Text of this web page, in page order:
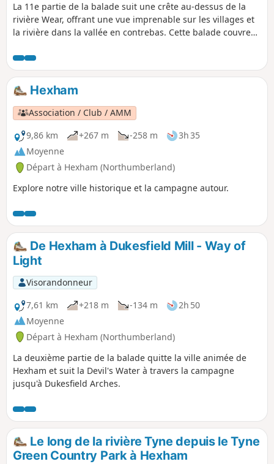
La 11e partie de la balade suit une crête au-dessus de la
rivière Wear, offrant une vue imprenable sur les villages et
la rivière dans la vallée en contrebas. Cette balade couvre
en retournant à Westgate par l'un des itinéraires alternatifs
qui permettent d'explorer la route ou en rejoignant d'autres
sections de l'itinéraire. Il y a plein d'attractions dans la
région, ce qui en fait un bon point de départ pour passer
quelques jours.
Hexham
Association / Club / AMM
9,86 km
+267 m -258 m
3h 35
Moyenne
Départ à Hexham (Northumberland)
Explore notre ville historique et la campagne autour.
De Hexham à Dukesfield Mill - Way of
Light
Visorandonneur
7,61 km
+218 m -134 m
2h 50
Moyenne
Départ à Hexham (Northumberland)
La deuxième partie de la balade quitte la ville animée de
Hexham et suit la Devil's Water à travers la campagne
jusqu'à Dukesfield Arches.
Le long de la rivière Tyne depuis le Tyne
Green Country Park à Hexham